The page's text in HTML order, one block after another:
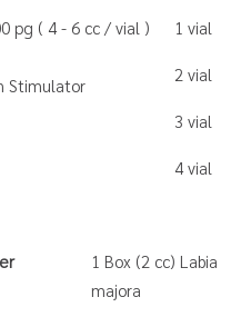
pg ( 4 - 6 cc / vial )
Stimulator
1 vial
2 vial
3 vial
4 vial
1 Box (2 cc) Labia
majora